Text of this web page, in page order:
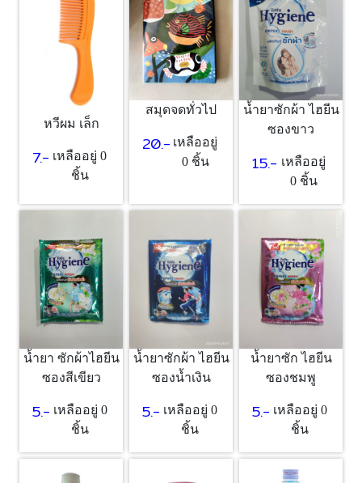
หวีผม เล็ก
7.- เหลืออยู่ 0
ชิ้น
สมุดจดทั่วไป
20.- เหลืออยู่
0 ชิ้น
น้ำยาซักผ้า ไฮยีน
ซองขาว
15.- เหลืออยู่
0 ชิ้น
น้ำยา ซักผ้าไฮยีน
ซองสีเขียว
5.- เหลืออยู่ 0
ชิ้น
น้ำยาซักผ้า ไฮยีน
ซองน้ำเงิน
5.- เหลืออยู่ 0
ชิ้น
น้ำยาซัก ไฮยีน
ซองชมพู
5.- เหลืออยู่ 0
ชิ้น